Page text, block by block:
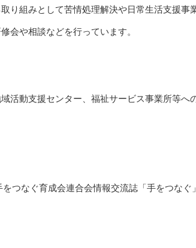
り組みとして苦情処理解決や日常生活支援事
会や相談などを行っています。
活動支援センター、福祉サービス事業所等へ
つなぐ育成会連合会情報交流誌「手をつなぐ